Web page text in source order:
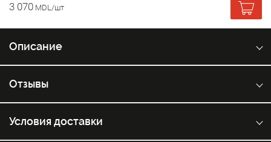
3 070 MDL/шт
Описание
Отзывы
Условия доставки